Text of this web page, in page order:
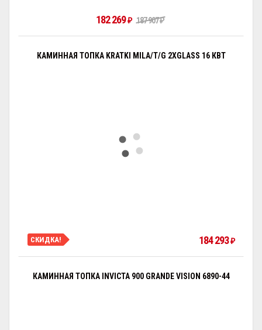
182 269₽ 187 907₽
КАМИННАЯ ТОПКА KRATKI MILA/T/G 2XGLASS 16 КВТ
СКИДКА! 184 293₽
КАМИННАЯ ТОПКА INVICTA 900 GRANDE VISION 6890-44